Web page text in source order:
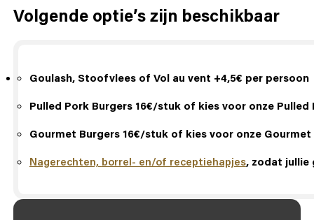
Volgende optie’s zijn beschikbaar
Goulash, Stoofvlees of Vol au vent +4,5€ per persoon
Pulled Pork Burgers 16€/stuk of kies voor onze
Gourmet Burgers 16€/stuk of kies voor onze
Nagerechten, borrel- en/of receptiehapjes, zodat jullie